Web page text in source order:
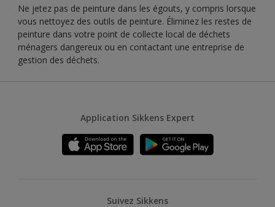
Ne jetez pas de peinture dans les égouts, y compris lorsque
vous nettoyez des outils de peinture. Éliminez les restes de
peinture dans votre point de collecte local de déchets
ménagers dangereux ou en contactant une entreprise de
gestion des déchets.
Application Sikkens Expert
Suivez Sikkens